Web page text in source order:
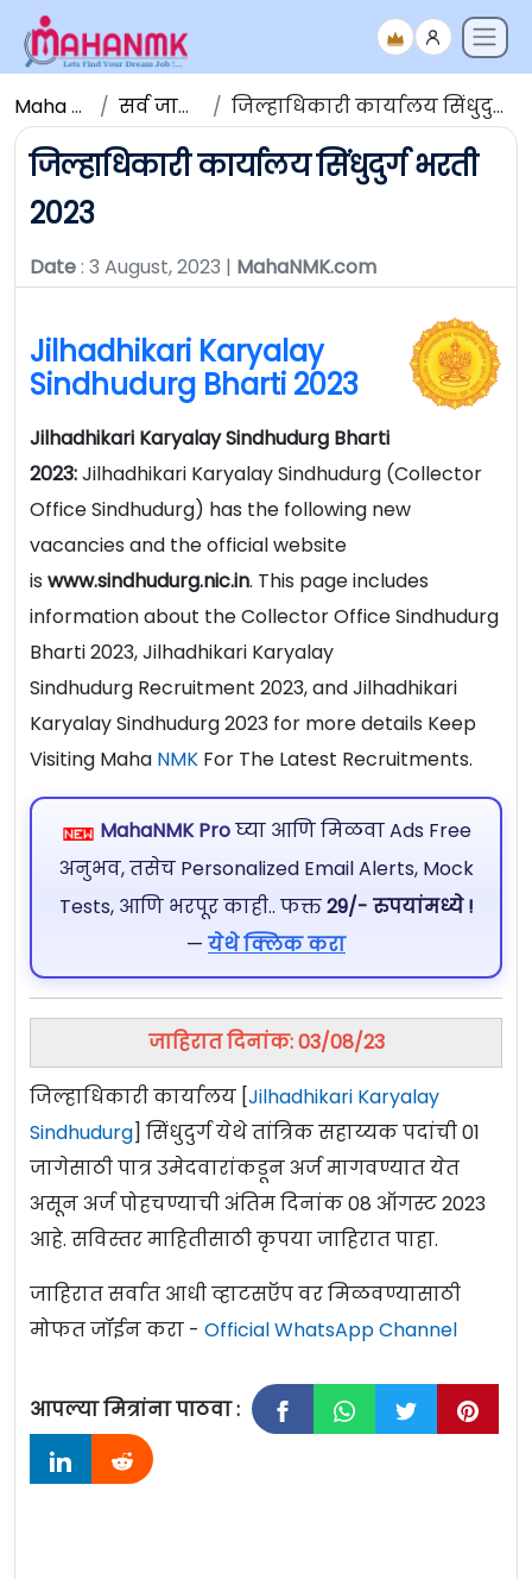
Maha NMK सर्व जाहिराती जिल्हाधिकारी कार्यालय सिंधुदुर्ग भरती 2023
जिल्हाधिकारी कार्यालय सिंधुदुर्ग भरती
2023
Date: 3 August, 2023 | MahaNMK.com
Jilhadhikari Karyalay
Sindhudurg Bharti 2023
Jilhadhikari Karyalay Sindhudurg Bharti
2023:Jilhadhikari Karyalay Sindhudurg (Collector
Office Sindhudurg) has the following new
vacancies and the official website
is www.sindhudurg.nic.in. This page includes
information about the Collector Office Sindhudurg
Bharti 2023, Jilhadhikari Karyalay
Sindhudurg Recruitment 2023, and Jilhadhikari
Karyalay Sindhudurg 2023 for more details Keep
Visiting Maha NMK For The Latest Recruitments.
MahaNMK Proघ्या आणि मिळवा Ads Free
अनुभव, तसेच Personalized Email Alerts, Mock
Tests, आणि भरपूर काही.. फक्त29/- रुपयांमध्ये !
— येथे क्लिक करा
जाहिरात दिनांक: 03/08/23
जिल्हाधिकारी कार्यालय [Jilhadhikari Karyalay
Sindhudurg] सिंधुदुर्ग येथे तांत्रिक सहाय्यक पदांची 01
जागेसाठी पात्र उमेदवारांकडून अर्ज मागवण्यात येत
असून अर्ज पोहचण्याची अंतिम दिनांक 08 ऑगस्ट 2023
आहे. सविस्तर माहितीसाठी कृपया जाहिरात पाहा.
जाहिरात सर्वात आधी व्हाटसऍप वर मिळवण्यासाठी
मोफत जॉईन करा - Official WhatsApp Channel
आपल्या मित्रांना पाठवा :